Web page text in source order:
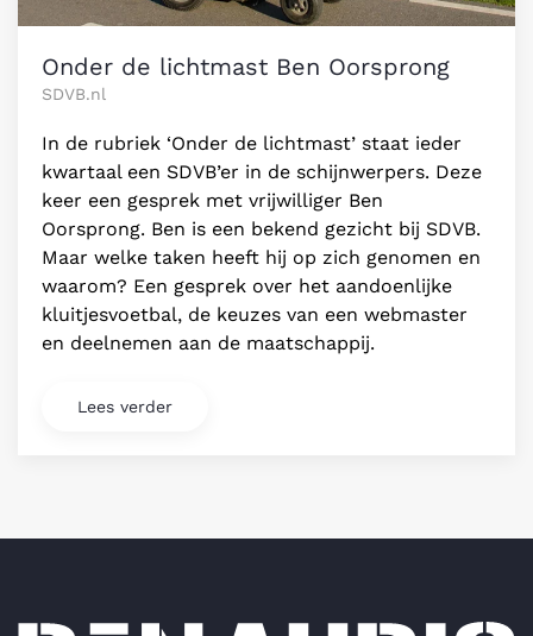
Onder de lichtmast Ben Oorsprong
SDVB.nl
In de rubriek ‘Onder de lichtmast’ staat ieder
kwartaal een SDVB’er in de schijnwerpers. Deze
keer een gesprek met vrijwilliger Ben
Oorsprong. Ben is een bekend gezicht bij SDVB.
Maar welke taken heeft hij op zich genomen en
waarom? Een gesprek over het aandoenlijke
kluitjesvoetbal, de keuzes van een webmaster
en deelnemen aan de maatschappij.
Lees verder